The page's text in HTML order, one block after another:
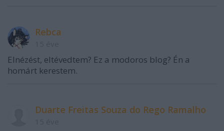
Rebca
Elnézést, eltévedtem? Ez a modoros blog? Én a
homárt kerestem.
Duarte Freitas Souza do Rego Ramalho